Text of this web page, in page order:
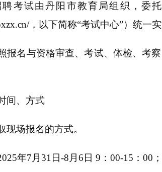
考试由丹阳市教育局组织，委
，以下简称“考试中心”）统一实
报名与资格审查、考试、体检、考
间、方式
现场报名的方式。
年7月 31 日-8月6日9：00-15：00；